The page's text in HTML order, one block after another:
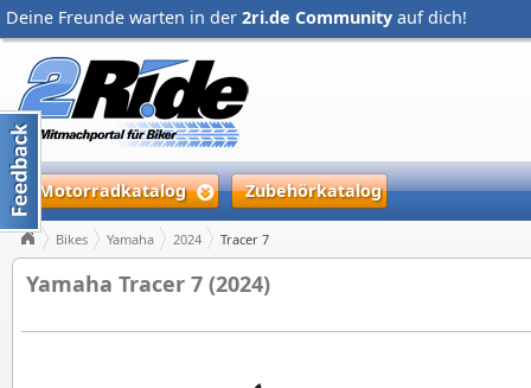
Deine Freunde warten in der 2ri.de Community auf dich!
Motorradkatalog Zubehörkatalog
Bikes Yamaha 2024 Tracer 7
Yamaha Tracer 7 (2024)